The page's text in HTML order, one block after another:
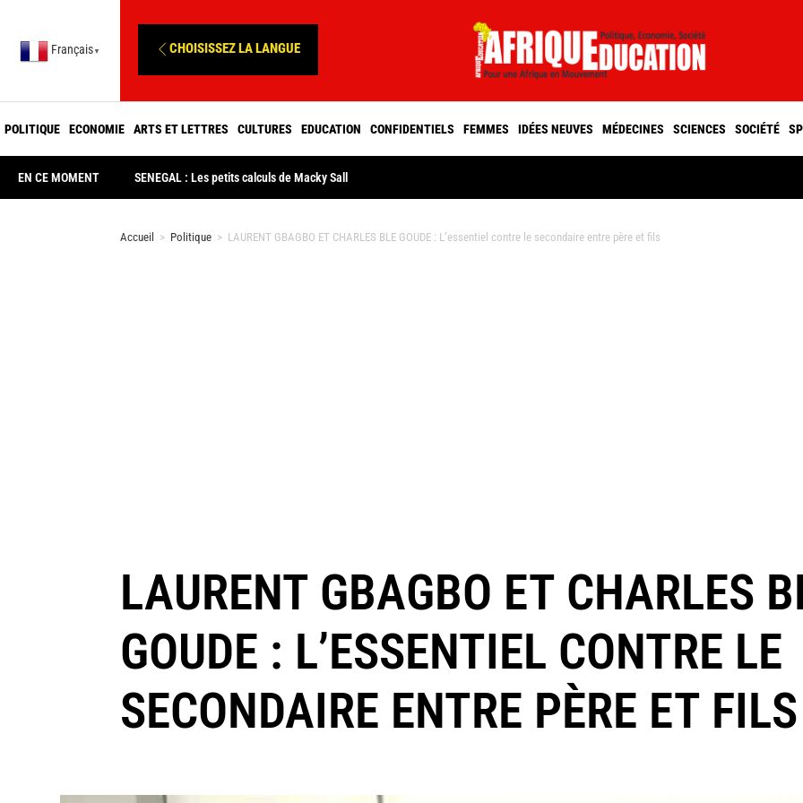
Français ▼ CHOISISSEZ LA LANGUE
POLITIQUE ECONOMIE ARTS ET LETTRES CULTURES EDUCATION CONFIDENTIELS FEMMES IDÉES NEUVES MÉDECINES SCIENCES SOCIÉTÉ
EN CE MOMENT SENEGAL : Les petits calculs de Macky Sall
Accueil > Politique > LAURENT GBAGBO ET CHARLES BLE GOUDE : L’essentiel contre le secondaire entre père et fils
LAURENT GBAGBO ET CHARLES
GOUDE : L’ESSENTIEL CONTRE LE
SECONDAIRE ENTRE PÈRE ET FILS